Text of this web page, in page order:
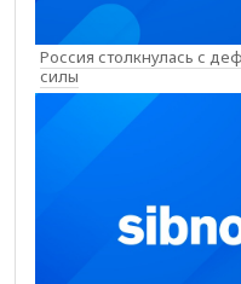
Россия столкнулась с
силы